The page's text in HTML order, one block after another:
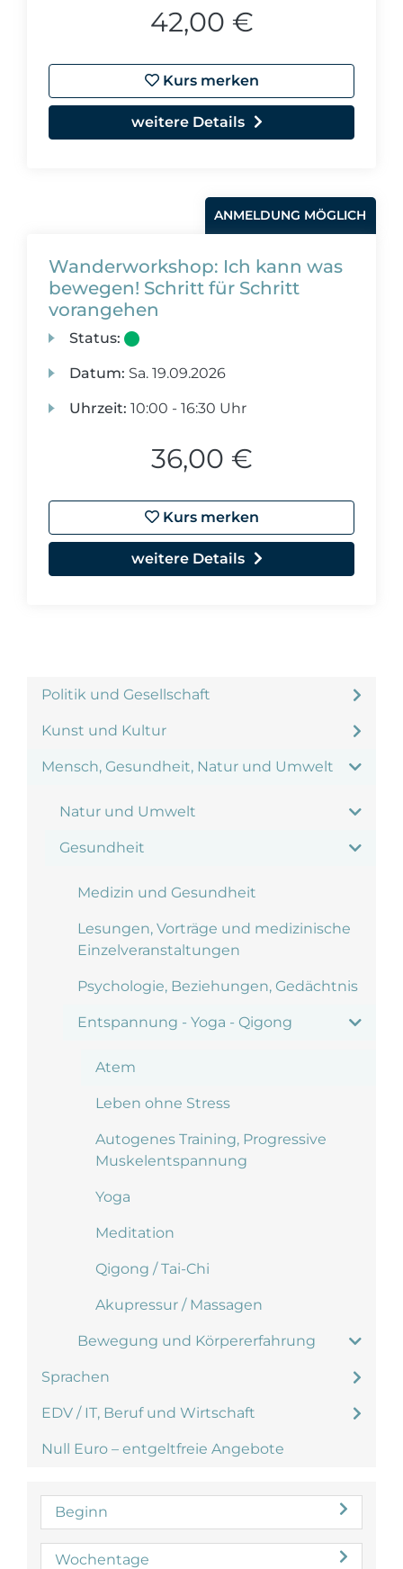
Politik und Gesellschaft
Kunst und Kultur
Mensch, Gesundheit, Natur und Umwelt
Natur und Umwelt
Gesundheit
Medizin und Gesundheit
Lesungen, Vorträge und medizinische
Einzelveranstaltungen
Psychologie, Beziehungen, Gedächtnis
Entspannung - Yoga - Qigong
Atem
Leben ohne Stress
Autogenes Training, Progressive
Muskelentspannung
Yoga
Meditation
Qigong / Tai-Chi
Akupressur / Massagen
Bewegung und Körpererfahrung
Sprachen
EDV / IT, Beruf und Wirtschaft
Null Euro – entgeltfreie Angebote
Beginn
Wochentage
42,00 €
Kurs merken
weitere Details
ANMELDUNG MÖGLICH
Wanderworkshop: Ich kann was
bewegen! Schritt für Schritt
vorangehen
Status:
Datum: Sa. 19.09.2026
Uhrzeit: 10:00 - 16:30 Uhr
36,00 €
Kurs merken
weitere Details